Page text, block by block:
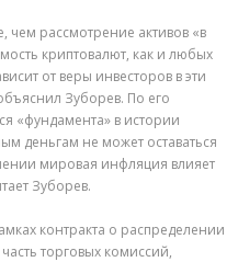
чем рассмотрение активов «в
криптовалют, как и любых
от веры инвесторов в эти
Зуборев. По его
«фундамента» в истории
деньгам не может оставаться
мировая инфляция влияет
Зуборев.
контракта о распределении
торговых комиссий,